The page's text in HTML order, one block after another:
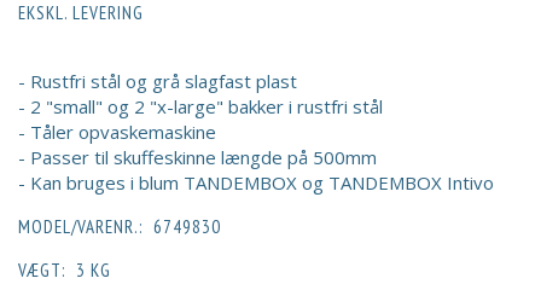
EKSKL. LEVERING
- Rustfri stål og grå slagfast plast
- 2 "small" og 2 "x-large" bakker i rustfri stål
- Tåler opvaskemaskine
- Passer til skuffeskinne længde på 500mm
- Kan bruges i blum TANDEMBOX og TANDEMBOX Intivo
MODEL/VARENR.: 6749830
VÆGT: 3 KG